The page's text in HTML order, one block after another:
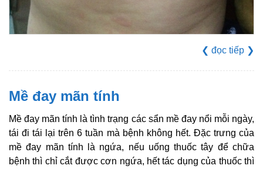
❮ đọc tiếp ❯
Mề đay mãn tính
Mề đay mãn tính là tình trạng các sẩn mề đay nổi mỗi ngày,
tái đi tái lại trên 6 tuần mà bệnh không hết. Đặc trưng của
mề đay mãn tính là ngứa, nếu uống thuốc tây để chữa
bệnh thì chỉ cắt được cơn ngứa, hết tác dụng của thuốc thì